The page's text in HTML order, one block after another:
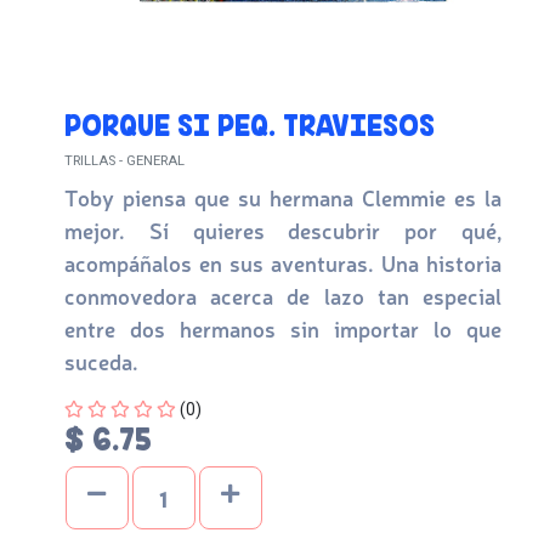
PORQUE SI PEQ. TRAVIESOS
TRILLAS - GENERAL
Toby piensa que su hermana Clemmie es la
mejor. Sí quieres descubrir por qué,
acompáñalos en sus aventuras. Una historia
conmovedora acerca de lazo tan especial
entre dos hermanos sin importar lo que
suceda.
Four out of Five Stars
(0)
$ 6.75